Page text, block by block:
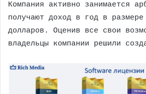
Компания активно занимается
получают доход в год в
долларов. Оценив все свои
владельцы компании решили